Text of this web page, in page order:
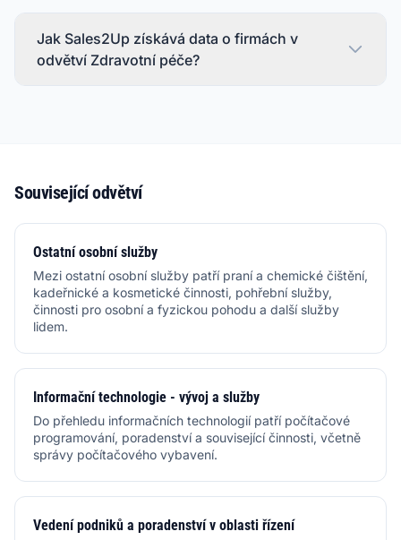
Jak Sales2Up získává data o firmách v
odvětví Zdravotní péče?
Související odvětví
Ostatní osobní služby
Mezi ostatní osobní služby patří praní a chemické čištění,
kadeřnické a kosmetické činnosti, pohřební služby,
činnosti pro osobní a fyzickou pohodu a další služby
lidem.
Informační technologie - vývoj a služby
Do přehledu informačních technologií patří počítačové
programování, poradenství a související činnosti, včetně
správy počítačového vybavení.
Vedení podniků a poradenství v oblasti řízení